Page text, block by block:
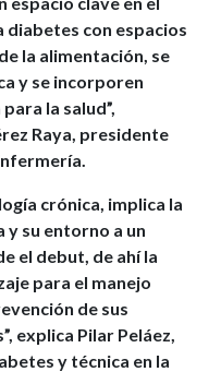
diabetes con espacios
la alimentación, se
y se incorporen
la salud”,
Raya, presidente
crónica, implica la
y su entorno a un
el debut, de ahí la
para el manejo
de sus
explica Pilar Peláez,
y técnica en la